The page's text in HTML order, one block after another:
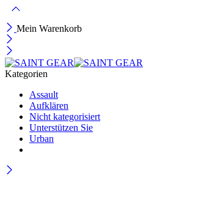
Mein Warenkorb
Kategorien
Assault
Aufklären
Nicht kategorisiert
Unterstützen Sie
Urban